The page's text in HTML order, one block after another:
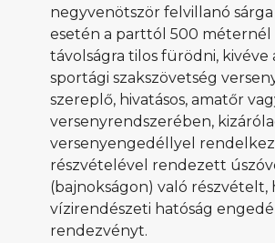
negyvenötször felvillanó
esetén a parttól 500 méternél
távolságra tilos fürödni, kivéve
sportági szakszövetség
szereplő, hivatásos, amatőr
versenyrendszerében,
versenyengedéllyel
részvételével rendezett
(bajnokságon) való részvételt,
vízirendészeti hatóság
rendezvényt.